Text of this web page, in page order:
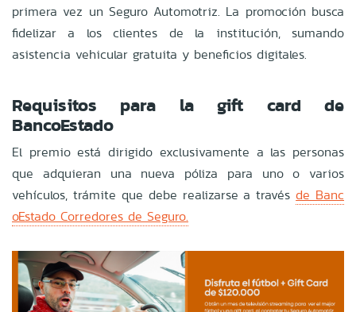
primera vez un Seguro Automotriz. La promoción busca
fidelizar a los clientes de la institución, sumando
asistencia vehicular gratuita y beneficios digitales.
Requisitos para la gift card de
BancoEstado
El premio está dirigido exclusivamente a las personas
que adquieran una nueva póliza para uno o varios
vehículos, trámite que debe realizarse a travésde Banc
oEstado Corredores de Seguro.